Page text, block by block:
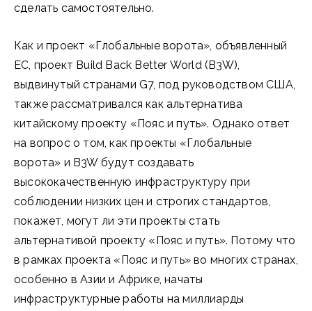
сделать самостоятельно.
Как и проект «Глобальные ворота», объявленный
ЕС, проект Build Back Better World (B3W),
выдвинутый странами G7, под руководством США,
также рассматривался как альтернатива
китайскому проекту «Пояс и путь». Однако ответ
на вопрос о том, как проекты «Глобальные
ворота» и B3W будут создавать
высококачественную инфраструктуру при
соблюдении низких цен и строгих стандартов,
покажет, могут ли эти проекты стать
альтернативой проекту «Пояс и путь». Потому что
в рамках проекта «Пояс и путь» во многих странах,
особенно в Азии и Африке, начаты
инфраструктурные работы на миллиарды